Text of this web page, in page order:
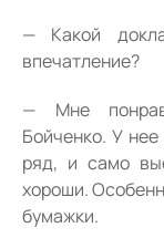
— Какой
впечатление?
— Мне
Бойченко. У
ряд, и само
хороши.
бумажки.